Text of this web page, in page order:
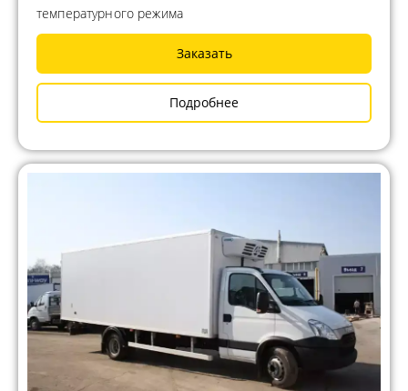
температурного режима
Заказать
Подробнее